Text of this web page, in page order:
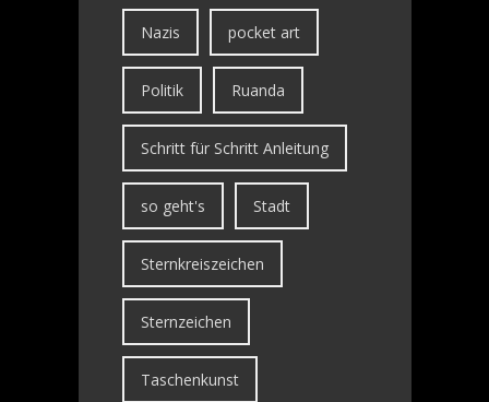
Nazis pocket art
Politik Ruanda
Schritt für Schritt Anleitung
so geht's Stadt
Sternkreiszeichen
Sternzeichen
Taschenkunst